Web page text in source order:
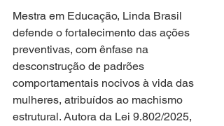
Mestra em Educação, Linda Brasil
defende o fortalecimento das ações
preventivas, com ênfase na
desconstrução de padrões
comportamentais nocivos à vida das
mulheres, atribuídos ao machismo
estrutural. Autora da Lei 9.802/2025,